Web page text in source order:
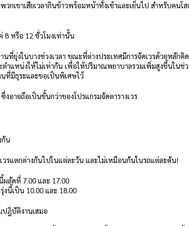
กเขาเสียเวลากินข้าวพร้อมหน้าทั้งเช้าและเย็นไป สำหรับคนโส
8 หรือ 12 ชั่วโมงเท่านั้น
ที่ยุ่งในบางช่วงเวลา ขณะที่ต่างประเทศมีการจัดเวรด้วยหลักคิด
ำแหน่งให้ไม่เท่ากัน เพื่อให้ปริมาณพยาบาลรวมเพิ่มสูงขึ้นในช่ว
ที่มีธุระและขอเป็นพิเศษไว้
อาจถือเป็นขั้นกว่าของโปรแกรมจัดตารางเวร
กัน
รแตกต่างกันไปในแต่ละวัน และไม่เหมือนกันในรถแต่ละคัน!
ลัดที่ 7.00 และ 17.00
นี้เป็น 10.00 และ 18.00
ปฏิบัติงานเสมอ